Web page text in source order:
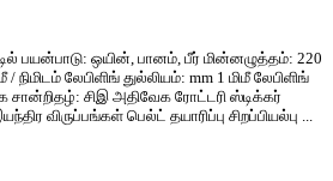
பயன்பாடு: ஒயின், பானம், பீர் மின்னழுத்தம்: 220
நிமிடம் லேபிளிங் துல்லியம்: mm 1 மிமீ லேபிளிங்
சிஇ அதிவேக ரோட்டரி ஸ்டிக்கர்
விருப்பங்கள் பெல்ட் தயாரிப்பு சிறப்பியல்பு ...